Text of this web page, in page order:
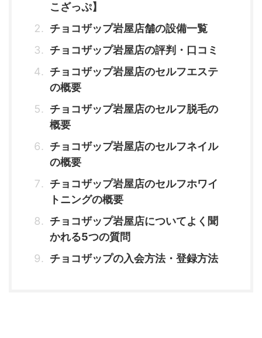
こざっぷ】
チョコザップ岩屋店舗の設備一覧
チョコザップ岩屋店の評判・口コミ
チョコザップ岩屋店のセルフエステ
の概要
チョコザップ岩屋店のセルフ脱毛の
概要
チョコザップ岩屋店のセルフネイル
の概要
チョコザップ岩屋店のセルフホワイ
トニングの概要
チョコザップ岩屋店についてよく聞
かれる5つの質問
チョコザップの入会方法・登録方法